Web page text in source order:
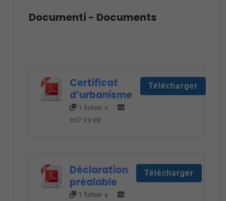
Documenti - Documents
Certificat
d’urbanisme
1 fichier·s
307.33 KB
Télécharger
Déclaration
préalable
1 fichier·s
Télécharger